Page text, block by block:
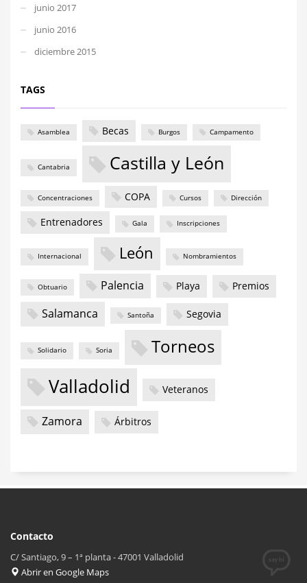
junio 2017
junio 2016
diciembre 2015
TAGS
Asamblea Becas Burgos Campamento
Cantabria Castilla y León
Concentraciones COPA Cursos Dirección
Entrenadores Gala Inscripciones
Internacional León Nombramientos
Obtuario Palencia Playa Premios
Salamanca Santoña Segovia
Solidario Soria Torneos
Valladolid Veteranos
Zamora Árbitros
Contacto
C/ Santiago, 9 – 1ª planta - 47001 Valladolid
Abrir en Google Maps